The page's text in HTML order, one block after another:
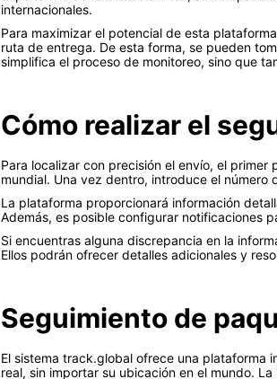
internacionales.
Para maximizar el potencial de esta
ruta de entrega. De esta forma, se pueden
simplifica el proceso de monitoreo, sino que
Cómo realizar el
Para localizar con precisión el envío, el
mundial. Una vez dentro, introduce el
La plataforma proporcionará información
Además, es posible configurar notificaciones
Si encuentras alguna discrepancia en la
Ellos podrán ofrecer detalles adicionales y
Seguimiento de
El sistema track.global ofrece una plataforma
real, sin importar su ubicación en el mundo.